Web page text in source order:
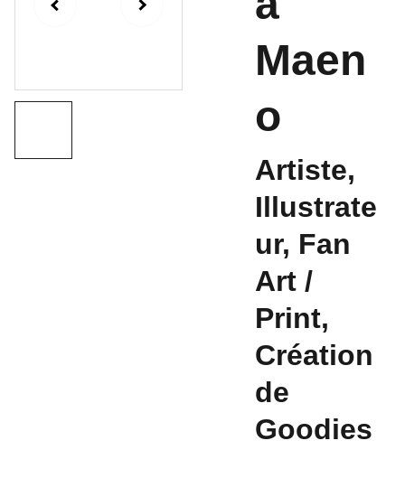
Maen
o
Artiste,
Illustrate
ur, Fan
Art /
Print,
Création
de
Goodies